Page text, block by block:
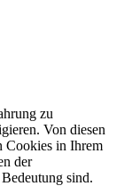
zu
Von diesen
Cookies in Ihrem
der
sind.